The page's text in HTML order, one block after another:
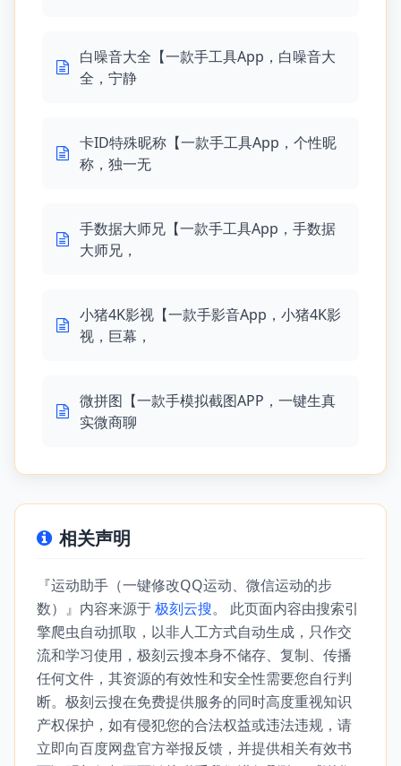
白噪音大全【一款手工具App，白噪音大
全，宁静
卡ID特殊昵称【一款手工具App，个性昵
称，独一无
手数据大师兄【一款手工具App，手数据
大师兄，
小猪4K影视【一款手影音App，小猪4K影
视，巨幕，
微拼图【一款手模拟截图APP，一键生真
实微商聊
相关声明
『运动助手（一键修改QQ运动、微信运动的步
数）』内容来源于极刻云搜。 此页面内容由搜索引
擎爬虫自动抓取，以非人工方式自动生成，只作交
流和学习使用，极刻云搜本身不储存、复制、传播
任何文件，其资源的有效性和安全性需要您自行判
断。极刻云搜在免费提供服务的同时高度重视知识
产权保护，如有侵犯您的合法权益或违法违规，请
立即向百度网盘官方举报反馈，并提供相关有效书